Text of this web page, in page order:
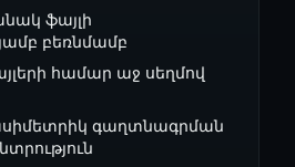
ֆայլի
բեռնմամբ
համար աջ սեղմով
գաղտնագրման